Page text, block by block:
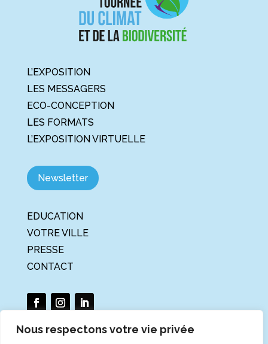
Nous respectons votre vie privée
L’EXPOSITION
LES MESSAGERS
ECO-CONCEPTION
LES FORMATS
L’EXPOSITION VIRTUELLE
Newsletter
EDUCATION
VOTRE VILLE
PRESSE
CONTACT